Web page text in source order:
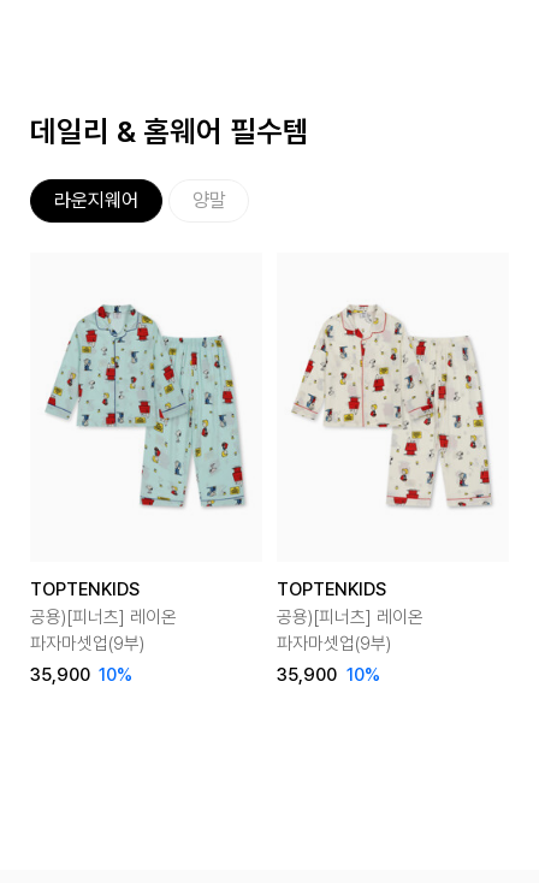
데일리 & 홈웨어 필수템
라운지웨어 양말
TOPTENKIDS
공용)[피너츠] 레이온
파자마셋업(9부)
35,900 10%
TOPTENKIDS
공용)[피너츠] 레이온
파자마셋업(9부)
35,900 10%